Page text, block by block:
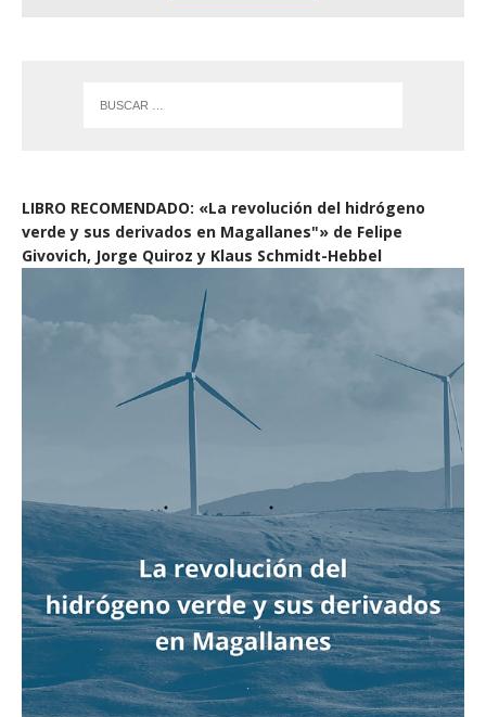
LIBRO RECOMENDADO: «La revolución del hidrógeno
verde y sus derivados en Magallanes"» de Felipe
Givovich, Jorge Quiroz y Klaus Schmidt-Hebbel